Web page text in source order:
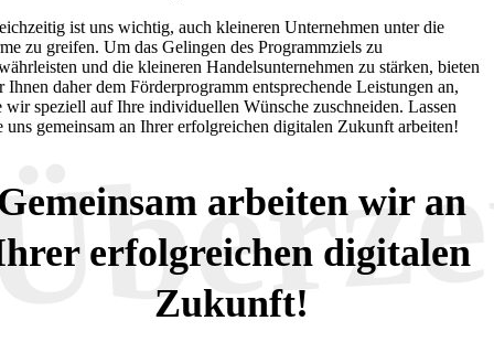
ist uns wichtig, auch kleineren Unternehmen unter die
zu greifen. Um das Gelingen des Programmziels zu
und die kleineren Handelsunternehmen zu stärken, bieten
Ihnen daher dem Förderprogramm entsprechende Leistungen an,
wir speziell auf Ihre individuellen Wünsche zuschneiden. Lassen
uns gemeinsam an Ihrer erfolgreichen digitalen Zukunft arbeiten!
arbeiten wir an
erfolgreichen digitalen
Zukunft!